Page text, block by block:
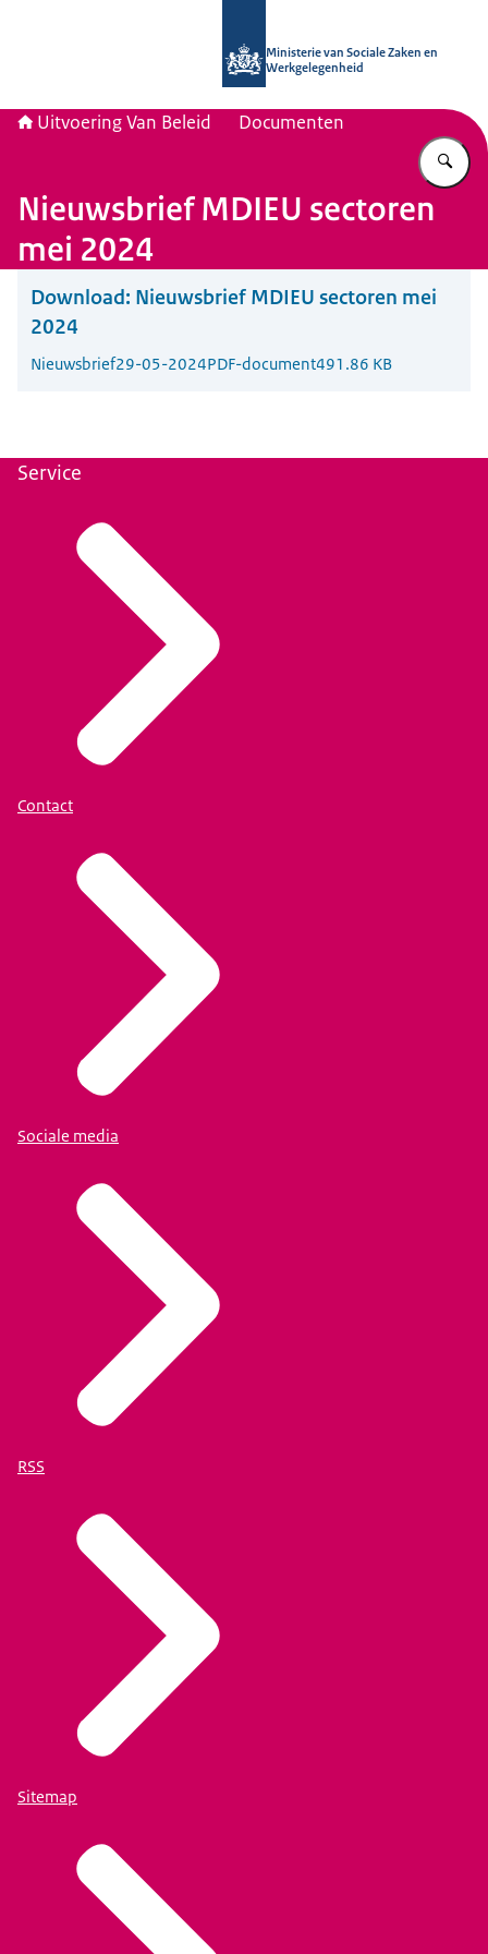
Ministerie van Sociale Zaken en
Werkgelegenheid
Uitvoering Van Beleid Documenten
Nieuwsbrief MDIEU sectoren
mei 2024
Download: Nieuwsbrief MDIEU sectoren mei
2024
Nieuwsbrief29-05-2024PDF-document491.86 KB
Service
Contact
Sociale media
RSS
Sitemap